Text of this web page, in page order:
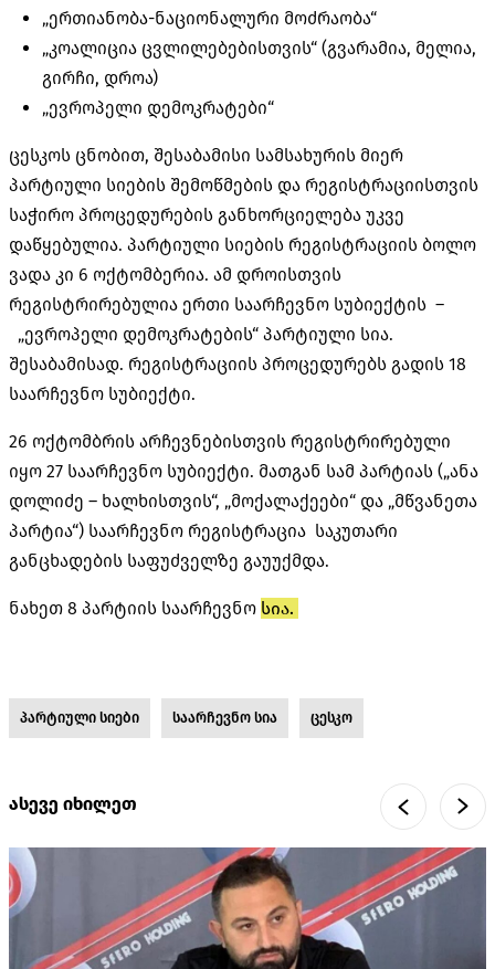
„ერთიანობა-ნაციონალური მოძრაობა“
„კოალიცია ცვლილებებისთვის“ (გვარამია, მელია,
გირჩი, დროა)
„ევროპელი დემოკრატები“
ცესკოს ცნობით, შესაბამისი სამსახურის მიერ
პარტიული სიების შემოწმების და რეგისტრაციისთვის
საჭირო პროცედურების განხორციელება უკვე
დაწყებულია. პარტიული სიების რეგისტრაციის ბოლო
ვადა კი 6 ოქტომბერია. ამ დროისთვის
რეგისტრირებულია ერთი საარჩევნო სუბიექტის –
„ევროპელი დემოკრატების“ პარტიული სია.
შესაბამისად. რეგისტრაციის პროცედურებს გადის 18
საარჩევნო სუბიექტი.
26 ოქტომბრის არჩევნებისთვის რეგისტრირებული
იყო 27 საარჩევნო სუბიექტი. მათგან სამ პარტიას („ანა
დოლიძე – ხალხისთვის“, „მოქალაქეები“ და „მწვანეთა
პარტია“) საარჩევნო რეგისტრაცია საკუთარი
განცხადების საფუძველზე გაუუქმდა.
ნახეთ 8 პარტიის საარჩევნო სია.
პარტიული სიები საარჩევნო სია ცესკო
ასევე იხილეთ